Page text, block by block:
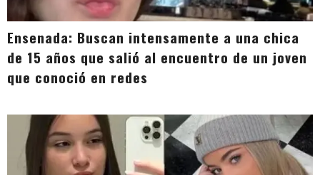
Ensenada: Buscan intensamente a una chica
de 15 años que salió al encuentro de un joven
que conoció en redes